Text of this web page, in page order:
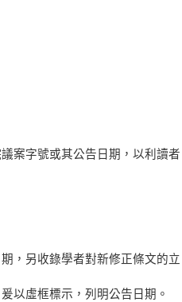
案字號或其公告日期，以利讀者
，另收錄學者對新修正條文的立
以虛框標示，列明公告日期。